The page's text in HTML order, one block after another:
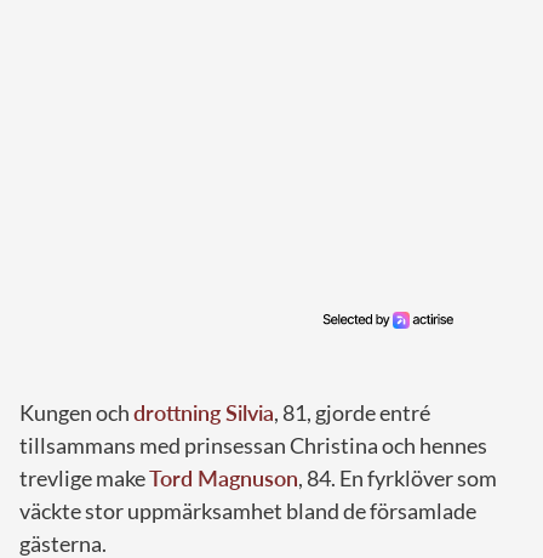
Kungen ochdrottning Silvia, 81, gjorde entré
tillsammans med prinsessan Christina och hennes
trevlige makeTord Magnuson, 84. En fyrklöver som
väckte stor uppmärksamhet bland de församlade
gästerna.